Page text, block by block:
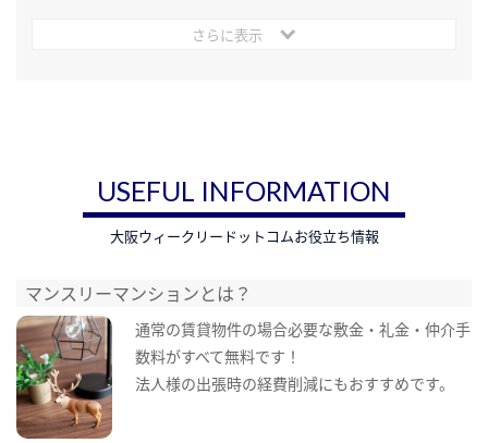
さらに表示
USEFUL INFORMATION
大阪ウィークリードットコムお役立ち情報
マンスリーマンションとは？
通常の賃貸物件の場合必要な敷金・礼金・仲介手
数料がすべて無料です！
法人様の出張時の経費削減にもおすすめです。